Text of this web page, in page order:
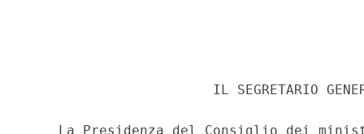
IL SEGRETARIO
La Presidenza del Consiglio dei